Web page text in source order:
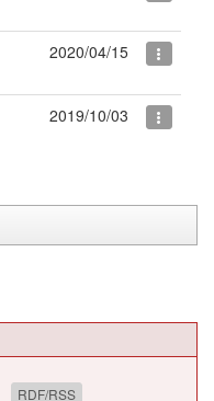
2020/04/15
2019/10/03
RDF/RSS